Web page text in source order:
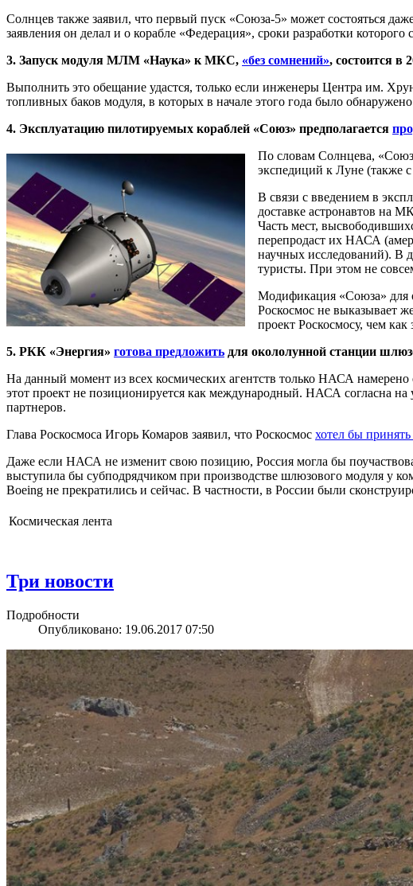
Солнцев также заявил, что первый пуск «Союза-5» может состояться
заявления он делал и о корабле «Федерация», сроки разработки
3. Запуск модуля МЛМ «Наука» к МКС, «без сомнений», состоится в
Выполнить это обещание удастся, только если инженеры Центра им.
топливных баков модуля, в которых в начале этого года было обнаружено
4. Эксплуатацию пилотируемых кораблей «Союз» предполагается
По словам Солнцева,
экспедиций к Луне (также с
В связи с введением в
доставке астронавтов на
Часть мест,
перепродаст их НАСА
научных исследований). В
туристы. При этом не
Модификация «Союза» для
Роскосмос не выказывает
проект Роскосмосу, чем как
5. РКК «Энергия» готова предложить для окололунной станции
На данный момент из всех космических агентств только НАСА
этот проект не позиционируется как международный. НАСА согласна на
партнеров.
Глава Роскосмоса Игорь Комаров заявил, что Роскосмос хотел бы
Даже если НАСА не изменит свою позицию, Россия могла бы
выступила бы субподрядчиком при производстве шлюзового модуля у
Boeing не прекратились и сейчас. В частности, в России были
Космическая лента
Три новости
Подробности
Опубликовано: 19.06.2017 07:50